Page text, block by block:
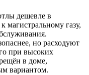
дешевле в
магистральному газу,
но расходуют
при высоких
в доме,
вариантом.